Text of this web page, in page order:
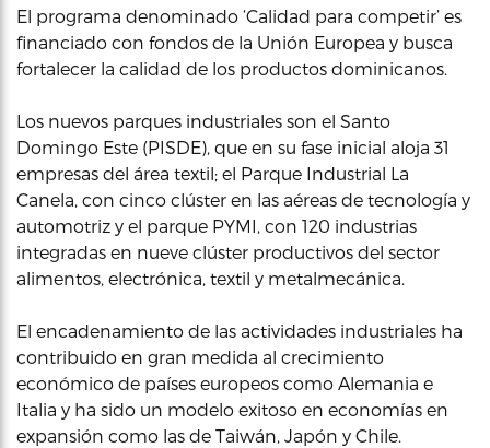
El programa denominado ‘Calidad para competir’ es
financiado con fondos de la Unión Europea y busca
fortalecer la calidad de los productos dominicanos.
Los nuevos parques industriales son el Santo
Domingo Este (PISDE), que en su fase inicial aloja 31
empresas del área textil; el Parque Industrial La
Canela, con cinco clúster en las aéreas de tecnología y
automotriz y el parque PYMI, con 120 industrias
integradas en nueve clúster productivos del sector
alimentos, electrónica, textil y metalmecánica.
El encadenamiento de las actividades industriales ha
contribuido en gran medida al crecimiento
económico de países europeos como Alemania e
Italia y ha sido un modelo exitoso en economías en
expansión como las de Taiwán, Japón y Chile.